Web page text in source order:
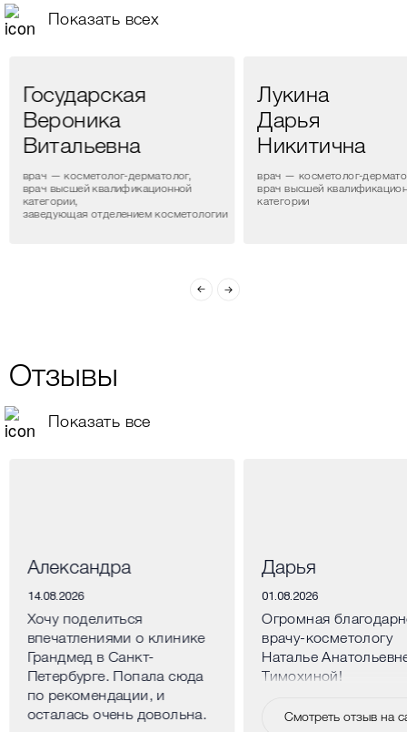
Показать всех
Государская
Вероника
Витальевна
врач — косметолог-дерматолог,
врач высшей квалификационной
категории,
заведующая отделением косметологии
Лукина
Дарья
Никитична
врач — косметолог-
врач высшей
категории
Отзывы
Показать все
Александра
14.08.2026
Хочу поделиться
впечатлениями о клинике
Грандмед в Санкт-
Петербурге. Попала сюда
по рекомендации, и
осталась очень довольна.
Дарья
01.08.2026
Огромная
врачу-косметологу
Наталье
Тимохиной!
Смотреть отзыв на